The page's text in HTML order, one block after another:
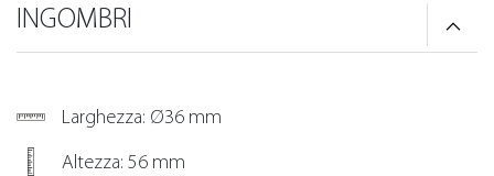
INGOMBRI
Larghezza: Ø36 mm
Altezza: 56 mm